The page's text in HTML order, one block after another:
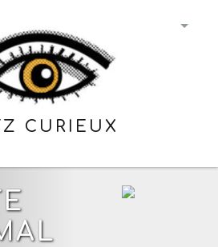
CURIEUX